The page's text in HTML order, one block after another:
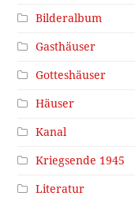
Bilderalbum
Gasthäuser
Gotteshäuser
Häuser
Kanal
Kriegsende 1945
Literatur